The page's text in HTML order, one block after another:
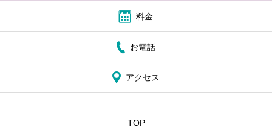
料金
お電話
アクセス
TOP